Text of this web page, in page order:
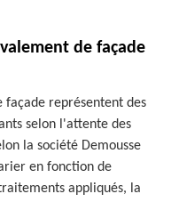
de façade
façade représentent des
selon l'attente des
la société Demousse
en fonction de
appliqués, la